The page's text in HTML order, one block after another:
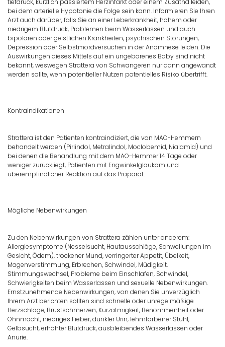
tiefdruck, kürzlich passiertem Herzinfarkt oder einem Zusatnd leiden,
bei dem arterielle Hypotonie die Folge sein kann. Informieren Sie Ihren
Arzt auch darüber, falls Sie an einer Leberkrankheit, hohem oder
niedrigem Blutdruck, Problemen beim Wasserlassen und auch
bipolaren oder geistlichen Krankheiten, psychischen Störungen,
Depression oder Selbstmordversuchen in der Anamnese leiden. Die
Auswirkungen dieses Mittels auf ein ungeborenes Baby sind nicht
bekannt, weswegen Strattera von Schwangeren nur dann angewandt
werden sollte, wenn potentieller Nutzen potentielles Risiko übertrifft.
Kontraindikationen
Strattera ist den Patienten kontraindiziert, die von MAO-Hemmern
behandelt werden (Pirlindol, Metralindol, Moclobemid, Nialamid) und
bei denen die Behandlung mit dem MAO-Hemmer 14 Tage oder
weniger zurückliegt, Patienten mit Engwinkelglaukom und
überempfindlicher Reaktion auf das Präparat.
Mögliche Nebenwirkungen
Zu den Nebenwirkungen von Strattera zählen unter anderem:
Allergiesymptome (Nesselsucht, Hautausschläge, Schwellungen im
Gesicht, Ödem), trockener Mund, verringerter Appetit, Übelkeit,
Magenverstimmung, Erbrechen, Schwindel, Müdigkeit,
Stimmungswechsel, Probleme beim Einschlafen, Schwindel,
Schwierigkeiten beim Wasserlassen und sexuelle Nebenwirkungen.
Ernstzunehmende Nebenwirkungen, von denen Sie unverzüglich
Ihrem Arzt berichten sollten sind schnelle oder unregelmäßige
Herzschläge, Brustschmerzen, Kurzatmigkeit, Benommenheit oder
Ohnmacht, niedriges Fieber, dunkler Urin, lehmfarbener Stuhl,
Gelbsucht, erhöhter Blutdruck, ausbleibendes Wasserlassen oder
Anurie.